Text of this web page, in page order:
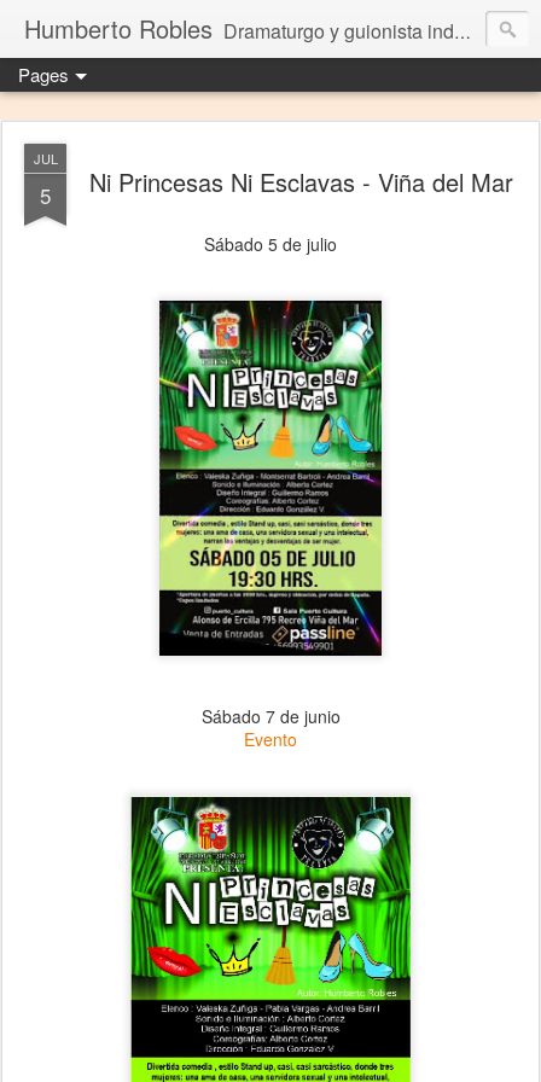
Humberto Robles Dramaturgo y guionista independiente
Pages
JUL
5 Ni Princesas Ni Esclavas - Viña del Mar
Sábado 5 de julio
Sábado 7 de junio
Evento